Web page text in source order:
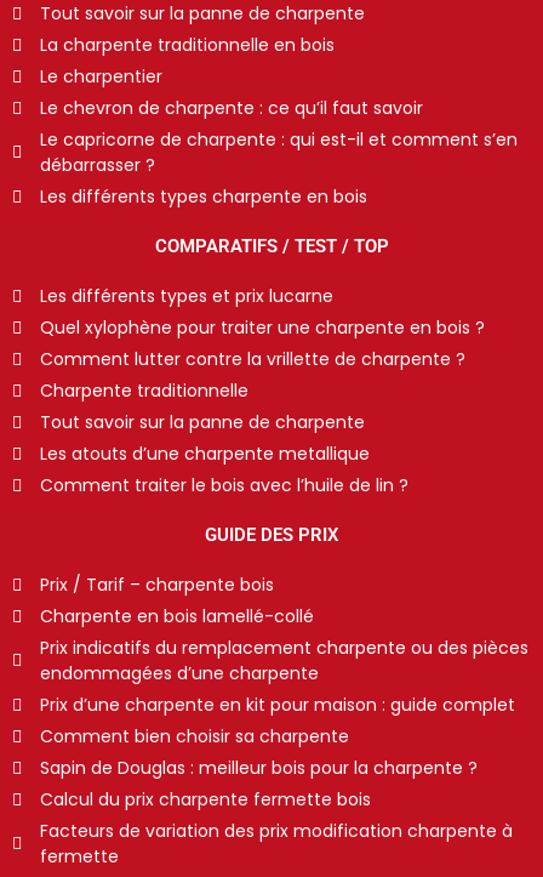
Tout savoir sur la panne de charpente
La charpente traditionnelle en bois
Le charpentier
Le chevron de charpente : ce qu’il faut savoir
Le capricorne de charpente : qui est-il et comment s’en
débarrasser ?
Les différents types charpente en bois
COMPARATIFS / TEST / TOP
Les différents types et prix lucarne
Quel xylophène pour traiter une charpente en bois ?
Comment lutter contre la vrillette de charpente ?
Charpente traditionnelle
Tout savoir sur la panne de charpente
Les atouts d’une charpente metallique
Comment traiter le bois avec l’huile de lin ?
GUIDE DES PRIX
Prix / Tarif – charpente bois
Charpente en bois lamellé-collé
Prix indicatifs du remplacement charpente ou des pièces
endommagées d’une charpente
Prix d’une charpente en kit pour maison : guide complet
Comment bien choisir sa charpente
Sapin de Douglas : meilleur bois pour la charpente ?
Calcul du prix charpente fermette bois
Facteurs de variation des prix modification charpente à
fermette